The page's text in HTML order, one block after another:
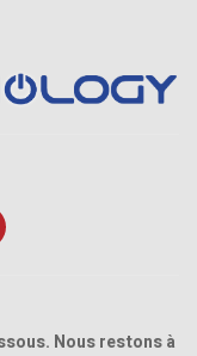
Nous restons à